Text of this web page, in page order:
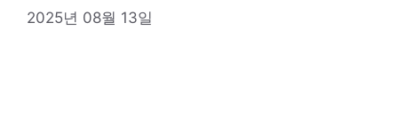
2025년 08월 13일